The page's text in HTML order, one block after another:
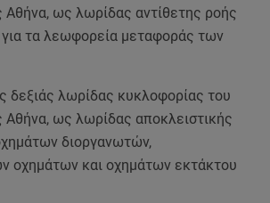
Αθήνα, ως λωρίδας αντίθετης ροής
για τα λεωφορεία μεταφοράς των
δεξιάς λωρίδας κυκλοφορίας του
Αθήνα, ως λωρίδας αποκλειστικής
διοργανωτών,
οχημάτων και οχημάτων εκτάκτου